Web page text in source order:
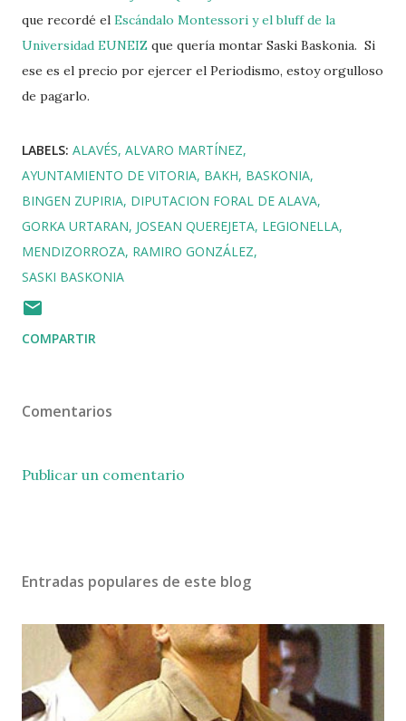
que recordé el Escándalo Montessori y el bluff de la
Universidad EUNEIZ que quería montar Saski Baskonia. Si
ese es el precio por ejercer el Periodismo, estoy orgulloso
de pagarlo.
LABELS: ALAVÉS ALVARO MARTÍNEZ
AYUNTAMIENTO DE VITORIA BAKH BASKONIA
BINGEN ZUPIRIA DIPUTACION FORAL DE ALAVA
GORKA URTARAN JOSEAN QUEREJETA LEGIONELLA
MENDIZORROZA RAMIRO GONZÁLEZ
SASKI BASKONIA
COMPARTIR
Comentarios
Publicar un comentario
Entradas populares de este blog